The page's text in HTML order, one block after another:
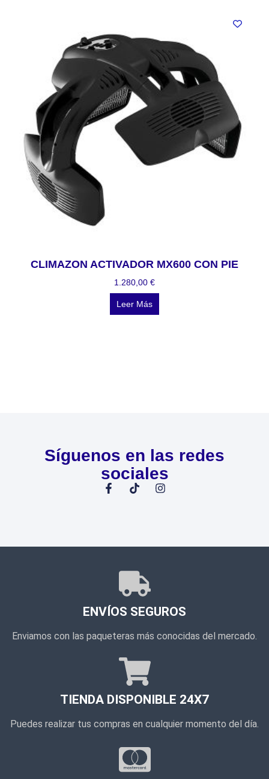
CLIMAZON ACTIVADOR MX600 CON PIE
1.280,00 €
Leer Más
Síguenos en las redes
sociales
ENVÍOS SEGUROS
Enviamos con las paqueteras más conocidas del mercado.
TIENDA DISPONIBLE 24X7
Puedes realizar tus compras en cualquier momento del día.